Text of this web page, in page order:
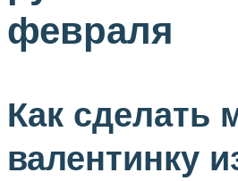
февраля
Как сделать
валентинку